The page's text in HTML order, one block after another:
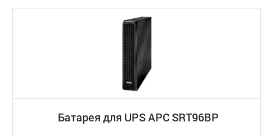
Батарея для UPS APC SRT96BP